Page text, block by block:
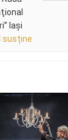
Iaşi
susține